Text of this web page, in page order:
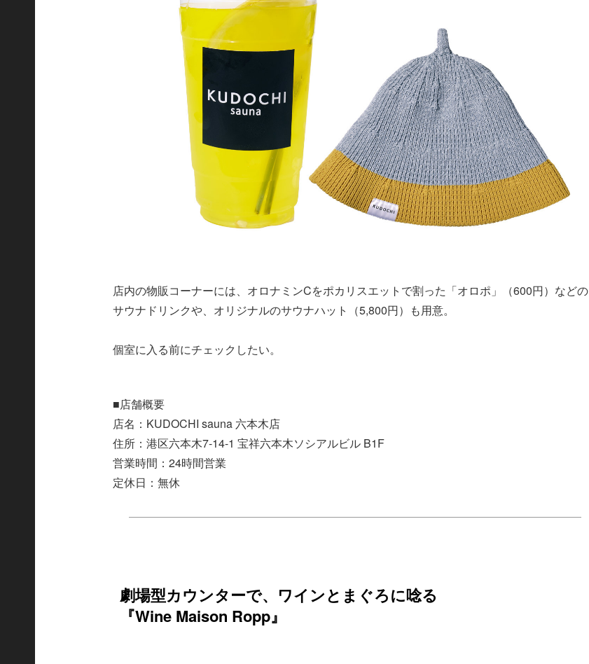
店内の物販コーナーには、オロナミンCをポカリスエットで割った「オロポ」（600円）などの
サウナドリンクや、オリジナルのサウナハット（5,800円）も用意。
個室に入る前にチェックしたい。
■店舗概要
店名：KUDOCHI sauna 六本木店
住所：港区六本木7-14-1 宝祥六本木ソシアルビル B1F
営業時間：24時間営業
定休日：無休
劇場型カウンターで、ワインとまぐろに唸る
『Wine Maison Ropp』